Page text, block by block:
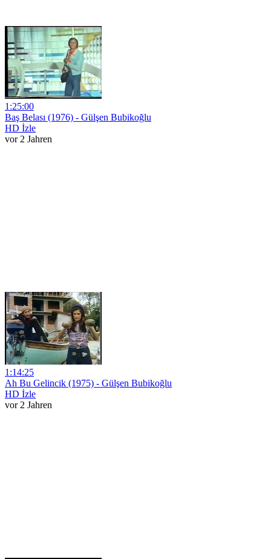
1:25:00
Baş Belası (1976) - Gülşen Bubikoğlu
HD İzle
vor 2 Jahren
1:14:25
Ah Bu Gelincik (1975) - Gülşen Bubikoğlu
HD İzle
vor 2 Jahren